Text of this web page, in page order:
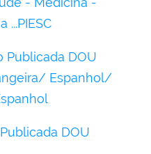
Publicada DOU
Espanhol/
DOU